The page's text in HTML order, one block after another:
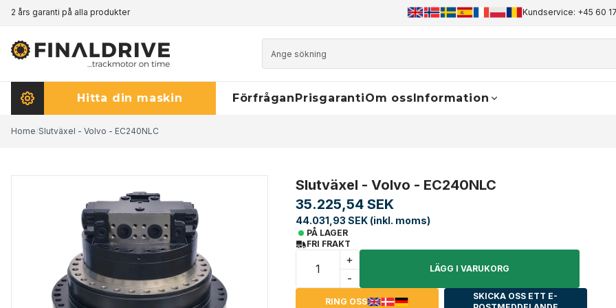
2 års garanti på alla produkterPrismatch - klicka här för att läsa mer +45 60 17 81 50 info@finaldrive-trackmotors.com WhatsApp
Kundservice: +45 60
Hitta din maskin FörfråganPrisgarantiOm ossInformation
Home/Slutväxel - Volvo - EC240NLC
Slutväxel - Volvo - EC240NLC
35.225,54 SEK
44.031,93 SEK (inkl. moms)
PÅ LAGER
FRI FRAKT
+
-
LÄGG I VARUKORG
RING OSS
SKICKA OSS ETT E-